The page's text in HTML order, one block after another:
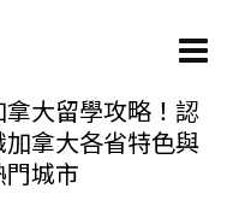
拿大留學攻略！認
加拿大各省特色與
門城市